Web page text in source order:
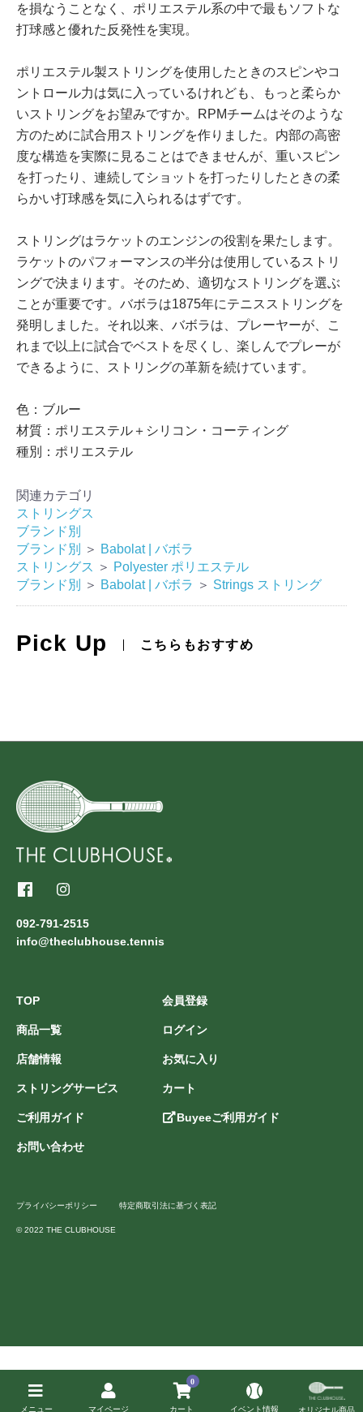
を損なうことなく、ポリエステル系の中で最もソフトな
打球感と優れた反発性を実現。
ポリエステル製ストリングを使用したときのスピンやコ
ントロール力は気に入っているけれども、もっと柔らか
いストリングをお望みですか。RPMチームはそのような
方のために試合用ストリングを作りました。内部の高密
度な構造を実際に見ることはできませんが、重いスピン
を打ったり、連続してショットを打ったりしたときの柔
らかい打球感を気に入られるはずです。
ストリングはラケットのエンジンの役割を果たします。
ラケットのパフォーマンスの半分は使用しているストリ
ングで決まります。そのため、適切なストリングを選ぶ
ことが重要です。バボラは1875年にテニスストリングを
発明しました。それ以来、バボラは、プレーヤーが、こ
れまで以上に試合でベストを尽くし、楽しんでプレーが
できるように、ストリングの革新を続けています。
色：ブルー
材質：ポリエステル＋シリコン・コーティング
種別：ポリエステル
関連カテゴリ
ストリングス
ブランド別
ブランド別
＞ Babolat | バボラ
ストリングス ＞ Polyester ポリエステル
ブランド別
＞ Babolat | バボラ ＞ Strings ストリング
Pick Up こちらもおすすめ
092-791-2515
info@theclubhouse.tennis
TOP
商品一覧
店舗情報
ストリングサービス
ご利用ガイド
お問い合わせ
会員登録
ログイン
お気に入り
カート
Buyeeご利用ガイド
プライバシーポリシー 特定商取引法に基づく表記
© 2022 THE CLUBHOUSE
メニュー マイページ
0
カート イベント情報